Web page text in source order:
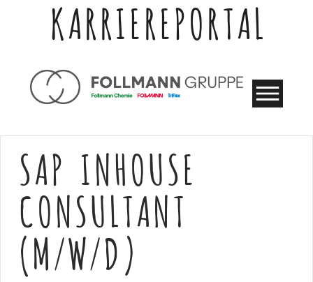
KARRIEREPORTAL
SAP INHOUSE
CONSULTANT
(M/W/D)